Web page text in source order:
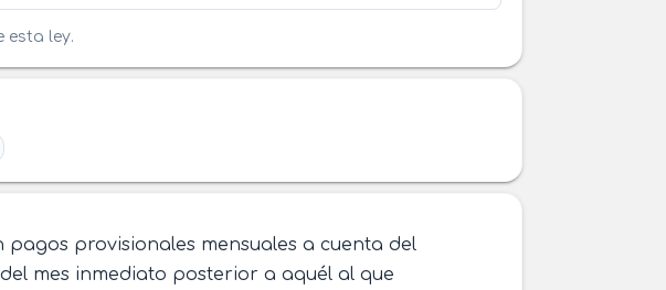
esta ley.
provisionales mensuales a cuenta del
mes inmediato posterior a aquél al que